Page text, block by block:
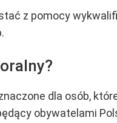
z pomocy
dla osób,
obywatelami